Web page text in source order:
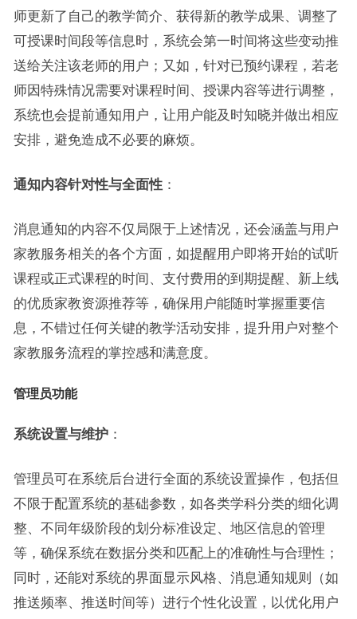
师更新了自己的教学简介、获得新的教学成果、调整了
可授课时间段等信息时，系统会第一时间将这些变动推
送给关注该老师的用户；又如，针对已预约课程，若老
师因特殊情况需要对课程时间、授课内容等进行调整，
系统也会提前通知用户，让用户能及时知晓并做出相应
安排，避免造成不必要的麻烦。
通知内容针对性与全面性：
消息通知的内容不仅局限于上述情况，还会涵盖与用户
家教服务相关的各个方面，如提醒用户即将开始的试听
课程或正式课程的时间、支付费用的到期提醒、新上线
的优质家教资源推荐等，确保用户能随时掌握重要信
息，不错过任何关键的教学活动安排，提升用户对整个
家教服务流程的掌控感和满意度。
管理员功能
系统设置与维护：
管理员可在系统后台进行全面的系统设置操作，包括但
不限于配置系统的基础参数，如各类学科分类的细化调
整、不同年级阶段的划分标准设定、地区信息的管理
等，确保系统在数据分类和匹配上的准确性与合理性；
同时，还能对系统的界面显示风格、消息通知规则（如
推送频率、推送时间等）进行个性化设置，以优化用户